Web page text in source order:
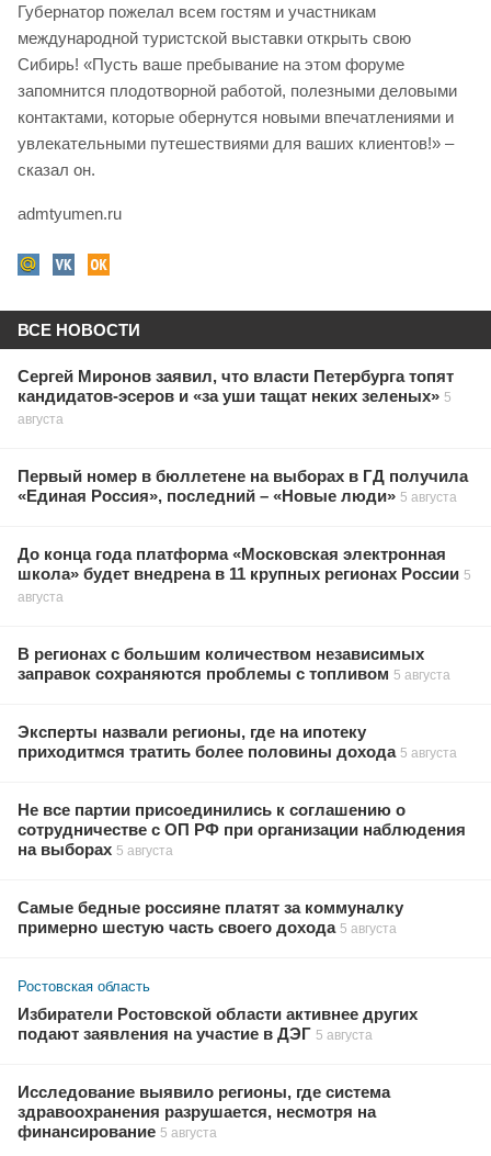
Губернатор пожелал всем гостям и участникам
международной туристской выставки открыть свою
Сибирь! «Пусть ваше пребывание на этом форуме
запомнится плодотворной работой, полезными деловыми
контактами, которые обернутся новыми впечатлениями и
увлекательными путешествиями для ваших клиентов!» –
сказал он.
admtyumen.ru
ВСЕ НОВОСТИ
Сергей Миронов заявил, что власти Петербурга топят
кандидатов-эсеров и «за уши тащат неких зеленых» 5
августа
Первый номер в бюллетене на выборах в ГД получила
«Единая Россия», последний – «Новые люди» 5 августа
До конца года платформа «Московская электронная
школа» будет внедрена в 11 крупных регионах России 5
августа
В регионах с большим количеством независимых
заправок сохраняются проблемы с топливом 5 августа
Эксперты назвали регионы, где на ипотеку
приходитмся тратить более половины дохода 5 августа
Не все партии присоединились к соглашению о
сотрудничестве с ОП РФ при организации наблюдения
на выборах 5 августа
Самые бедные россияне платят за коммуналку
примерно шестую часть своего дохода 5 августа
Ростовская область
Избиратели Ростовской области активнее других
подают заявления на участие в ДЭГ 5 августа
Исследование выявило регионы, где система
здравоохранения разрушается, несмотря на
финансирование 5 августа